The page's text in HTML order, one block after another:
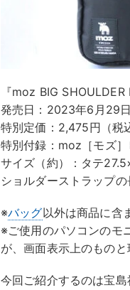
『moz BIG SHOULDER
発売日：2023年6月29日
特別定価：2,475円（税
特別付録：moz［モズ
サイズ（約）：タテ
ショルダーストラップの
※バッグ以外は商品に含
※ご使用のパソコンのモ
が、画面表示上のもの
今回ご紹介するのは宝